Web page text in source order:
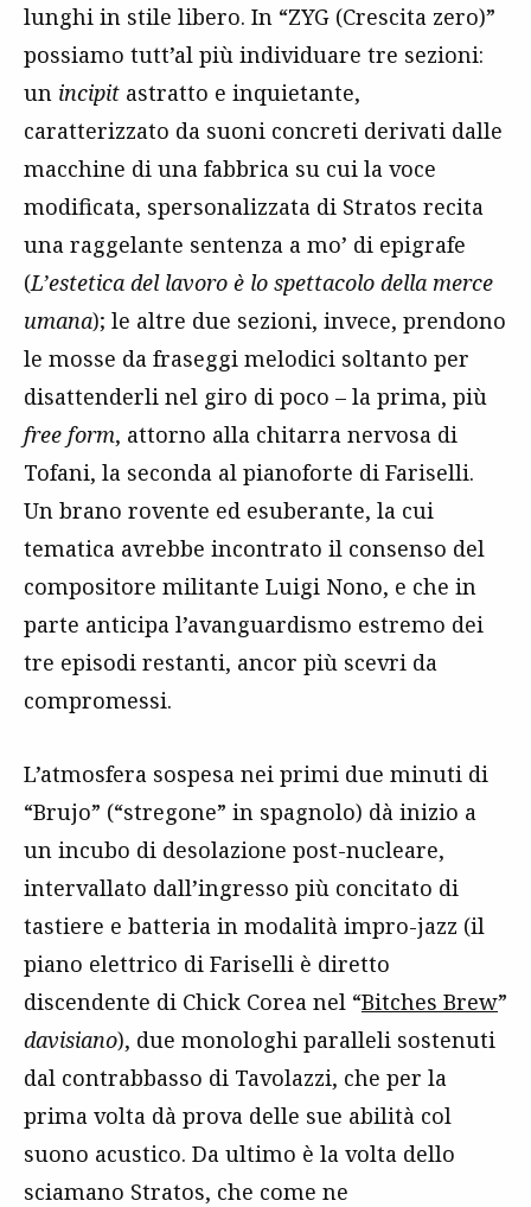
lunghi in stile libero. In “ZYG (Crescita zero)”
possiamo tutt’al più individuare tre sezioni:
un incipit astratto e inquietante,
caratterizzato da suoni concreti derivati dalle
macchine di una fabbrica su cui la voce
modificata, spersonalizzata di Stratos recita
una raggelante sentenza a mo’ di epigrafe
(L’estetica del lavoro è lo spettacolo della merce
umana); le altre due sezioni, invece, prendono
le mosse da fraseggi melodici soltanto per
disattenderli nel giro di poco – la prima, più
free form, attorno alla chitarra nervosa di
Tofani, la seconda al pianoforte di Fariselli.
Un brano rovente ed esuberante, la cui
tematica avrebbe incontrato il consenso del
compositore militante Luigi Nono, e che in
parte anticipa l’avanguardismo estremo dei
tre episodi restanti, ancor più scevri da
compromessi.
L’atmosfera sospesa nei primi due minuti di
“Brujo” (“stregone” in spagnolo) dà inizio a
un incubo di desolazione post-nucleare,
intervallato dall’ingresso più concitato di
tastiere e batteria in modalità impro-jazz (il
piano elettrico di Fariselli è diretto
discendente di Chick Corea nel “Bitches Brew”
davisiano), due monologhi paralleli sostenuti
dal contrabbasso di Tavolazzi, che per la
prima volta dà prova delle sue abilità col
suono acustico. Da ultimo è la volta dello
sciamano Stratos, che come ne